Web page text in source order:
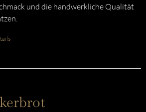
und die handwerkliche Qualität